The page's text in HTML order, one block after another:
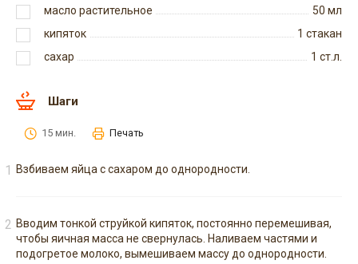
масло растительное
50 мл
кипяток
1 стакан
сахар
1 ст.л.
Шаги
15 мин. Печать
Взбиваем яйца с сахаром до однородности.
Вводим тонкой струйкой кипяток, постоянно перемешивая,
чтобы яичная масса не свернулась. Наливаем частями и
подогретое молоко, вымешиваем массу до однородности.